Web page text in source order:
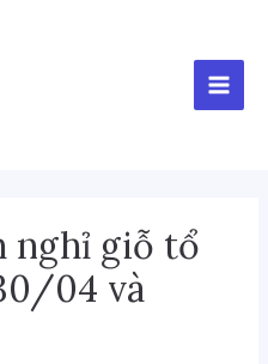
nghỉ giỗ tổ
04 và